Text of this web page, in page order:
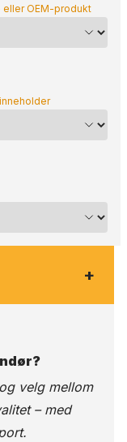
OEM-produkt
+
og velg mellom
– med